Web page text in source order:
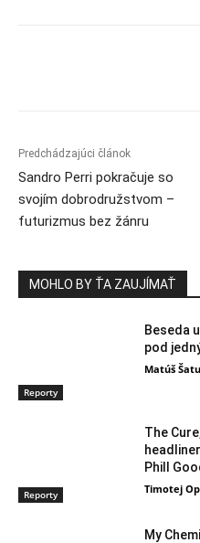
Predchádzajúci článok
Sandro Perri pokračuje so
svojím dobrodružstvom –
futurizmus bez žánru
MOHLO BY ŤA ZAUJÍMAŤ
Reporty
Beseda
pod
Matúš
Reporty
The
Phill
Timotej
My